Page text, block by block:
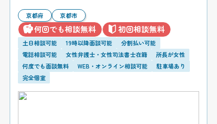
京都府 京都市
何回でも相談無料 初回相談無料
土日相談可能 19時以降面談可能
分割払い可能
電話相談可能
女性弁護士・女性司法書士在籍
所長が女性
何度でも面談無料
WEB・オンライン相談可能
駐車場あり
完全個室